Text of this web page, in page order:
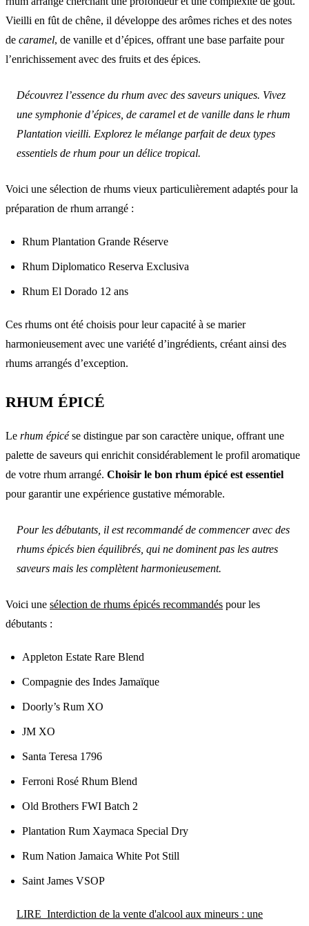
Vieilli en fût de chêne, il développe des arômes riches et des notes
de caramel, de vanille et d’épices, offrant une base parfaite pour
l’enrichissement avec des fruits et des épices.
Découvrez l’essence du rhum avec des saveurs uniques. Vivez
une symphonie d’épices, de caramel et de vanille dans le rhum
Plantation vieilli. Explorez le mélange parfait de deux types
essentiels de rhum pour un délice tropical.
Voici une sélection de rhums vieux particulièrement adaptés pour la
préparation de rhum arrangé :
Rhum Plantation Grande Réserve
Rhum Diplomatico Reserva Exclusiva
Rhum El Dorado 12 ans
Ces rhums ont été choisis pour leur capacité à se marier
harmonieusement avec une variété d’ingrédients, créant ainsi des
rhums arrangés d’exception.
RHUM ÉPICÉ
Le rhum épicése distingue par son caractère unique, offrant une
palette de saveurs qui enrichit considérablement le profil aromatique
de votre rhum arrangé. Choisir le bon rhum épicé est essentiel
pour garantir une expérience gustative mémorable.
Pour les débutants, il est recommandé de commencer avec des
rhums épicés bien équilibrés, qui ne dominent pas les autres
saveurs mais les complètent harmonieusement.
Voici une sélection de rhums épicés recommandés pour les
débutants :
Appleton Estate Rare Blend
Compagnie des Indes Jamaïque
Doorly’s Rum XO
JM XO
Santa Teresa 1796
Ferroni Rosé Rhum Blend
Old Brothers FWI Batch 2
Plantation Rum Xaymaca Special Dry
Rum Nation Jamaica White Pot Still
Saint James VSOP
LIRE Interdiction de la vente d'alcool aux mineurs : une